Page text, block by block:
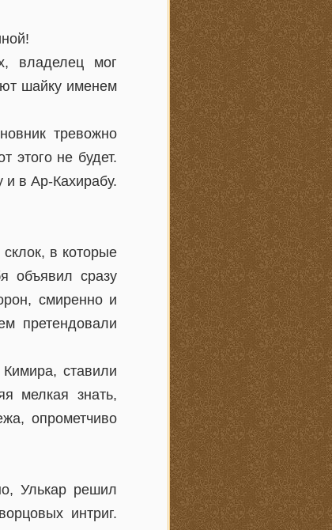
владелец мог
шайку именем
тревожно
этого не будет.
и в Ар-Кахирабу.
в которые
объявил сразу
смиренно и
претендовали
ставили
мелкая знать,
опрометчиво
Улькар решил
интриг.